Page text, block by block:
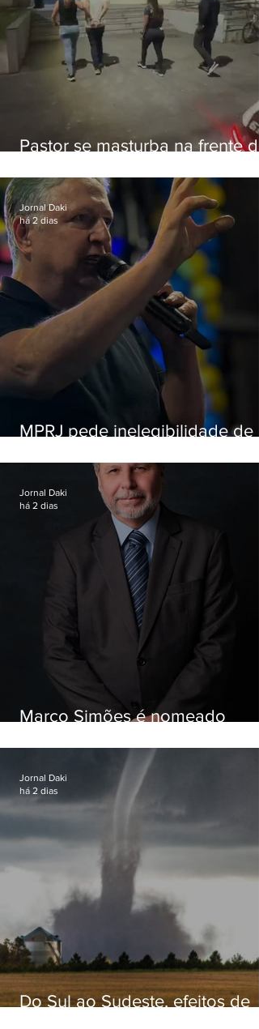
Pastor se masturba na frente de
MPRJ pede inelegibilidade de
Jornal Daki
há 2 dias
Marco Simões é nomeado
Jornal Daki
há 2 dias
Do Sul ao Sudeste, efeitos de
Jornal Daki
há 2 dias